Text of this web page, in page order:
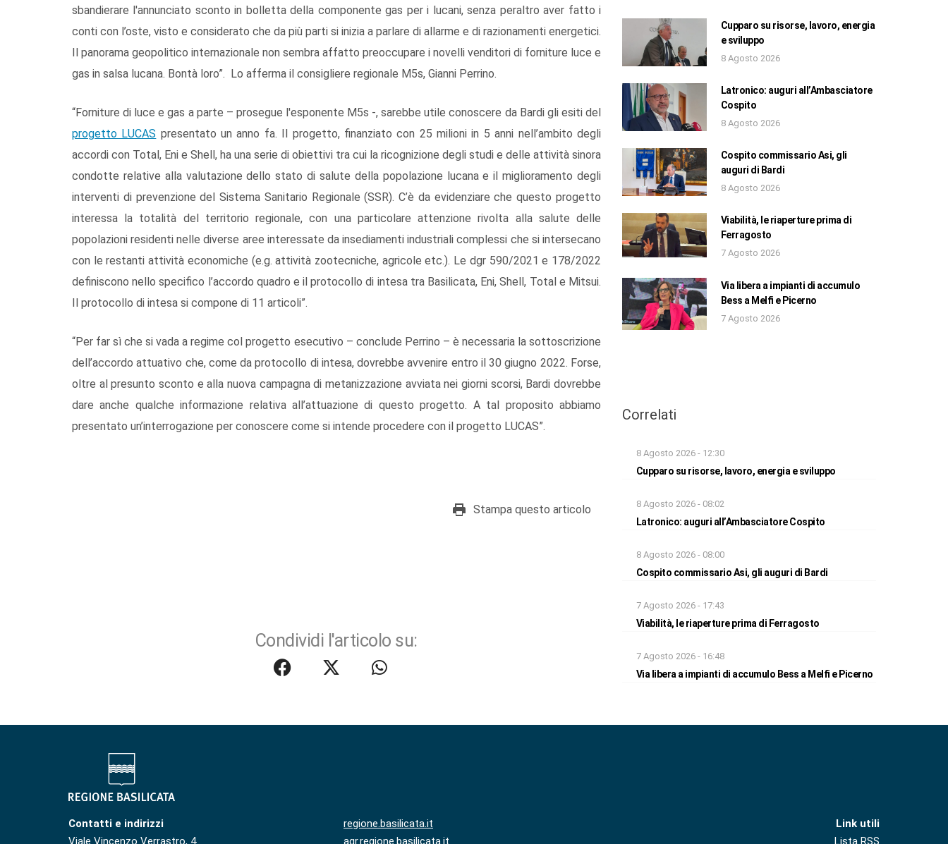
sbandierare l'annunciato sconto in bolletta della componente gas per i lucani, senza peraltro aver fatto i
conti con l’oste, visto e considerato che da più parti si inizia a parlare di allarme e di razionamenti energetici.
Il panorama geopolitico internazionale non sembra affatto preoccupare i novelli venditori di forniture luce e
gas in salsa lucana. Bontà loro”. Lo afferma il consigliere regionale M5s, Gianni Perrino.
“Forniture di luce e gas a parte – prosegue l'esponente M5s -, sarebbe utile conoscere da Bardi gli esiti del
progetto LUCAS presentato un anno fa. Il progetto, finanziato con 25 milioni in 5 anni nell’ambito degli
accordi con Total, Eni e Shell, ha una serie di obiettivi tra cui la ricognizione degli studi e delle attività sinora
condotte relative alla valutazione dello stato di salute della popolazione lucana e il miglioramento degli
interventi di prevenzione del Sistema Sanitario Regionale (SSR). C’è da evidenziare che questo progetto
interessa la totalità del territorio regionale, con una particolare attenzione rivolta alla salute delle
popolazioni residenti nelle diverse aree interessate da insediamenti industriali complessi che si intersecano
con le restanti attività economiche (e.g. attività zootecniche, agricole etc.). Le dgr 590/2021 e 178/2022
definiscono nello specifico l’accordo quadro e il protocollo di intesa tra Basilicata, Eni, Shell, Total e Mitsui.
Il protocollo di intesa si compone di 11 articoli”.
“Per far sì che si vada a regime col progetto esecutivo – conclude Perrino – è necessaria la sottoscrizione
dell’accordo attuativo che, come da protocollo di intesa, dovrebbe avvenire entro il 30 giugno 2022. Forse,
oltre al presunto sconto e alla nuova campagna di metanizzazione avviata nei giorni scorsi, Bardi dovrebbe
dare anche qualche informazione relativa all’attuazione di questo progetto. A tal proposito abbiamo
presentato un’interrogazione per conoscere come si intende procedere con il progetto LUCAS”.
Stampa questo articolo
Condividi l'articolo su:
Cupparo su risorse, lavoro, energia
e sviluppo
8 Agosto 2026
Latronico: auguri all’Ambasciatore
Cospito
8 Agosto 2026
Cospito commissario Asi, gli
auguri di Bardi
8 Agosto 2026
Viabilità, le riaperture prima di
Ferragosto
7 Agosto 2026
Via libera a impianti di accumulo
Bess a Melfi e Picerno
7 Agosto 2026
Correlati
8 Agosto 2026 - 12:30
Cupparo su risorse, lavoro, energia e sviluppo
8 Agosto 2026 - 08:02
Latronico: auguri all’Ambasciatore Cospito
8 Agosto 2026 - 08:00
Cospito commissario Asi, gli auguri di Bardi
7 Agosto 2026 - 17:43
Viabilità, le riaperture prima di Ferragosto
7 Agosto 2026 - 16:48
Via libera a impianti di accumulo Bess a Melfi e Picerno
Contatti e indirizzi
Viale Vincenzo Verrastro, 4
regione.basilicata.it
agr.regione.basilicata.it
Link utili
Lista RSS